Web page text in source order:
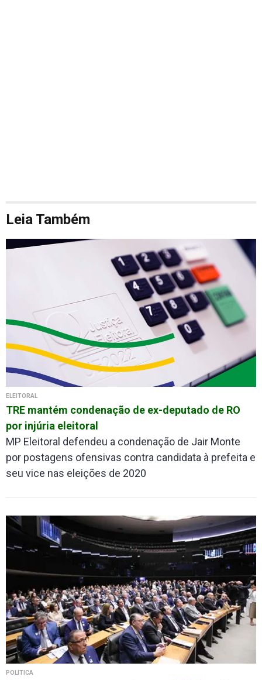
Leia Também
ELEITORAL
TRE mantém condenação de ex-deputado de RO
por injúria eleitoral
MP Eleitoral defendeu a condenação de Jair Monte
por postagens ofensivas contra candidata à prefeita e
seu vice nas eleições de 2020
POLÍTICA